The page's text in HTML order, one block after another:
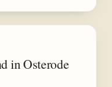
in Osterode